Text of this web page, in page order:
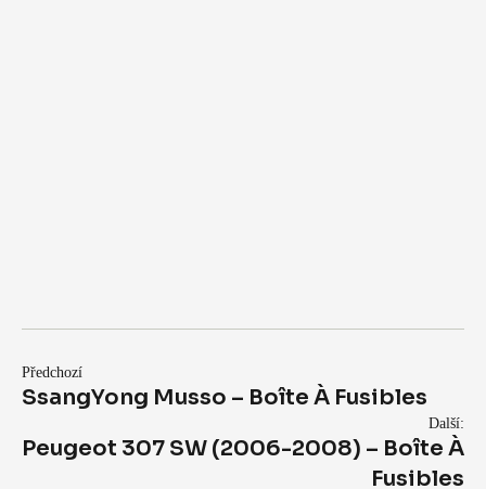
Předchozí
SsangYong Musso – Boîte À Fusibles
Další:
Peugeot 307 SW (2006-2008) – Boîte À
Fusibles